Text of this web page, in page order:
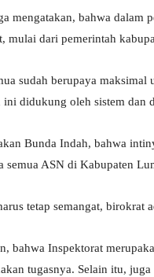
mengatakan, bahwa dalam
mulai dari pemerintah
sudah berupaya
ini didukung oleh sistem dan
Bunda Indah, bahwa
semua ASN di Kabupaten
tetap semangat, birokrat
bahwa Inspektorat
tugasnya. Selain itu,